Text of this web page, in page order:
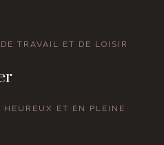
TRAVAIL ET DE LOISIR
ET EN PLEINE